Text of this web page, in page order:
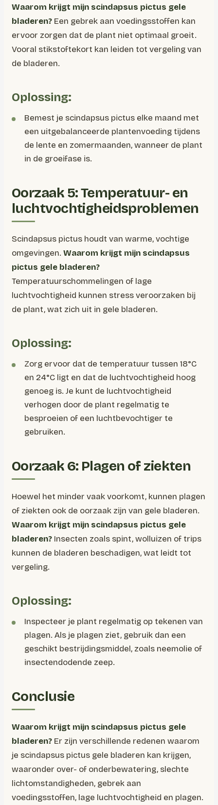
Waarom krijgt mijn scindapsus pictus gele
bladeren? Een gebrek aan voedingsstoffen kan
ervoor zorgen dat de plant niet optimaal groeit.
Vooral stikstoftekort kan leiden tot vergeling van
de bladeren.
Oplossing:
Bemest je scindapsus pictus elke maand met
een uitgebalanceerde plantenvoeding tijdens
de lente en zomermaanden, wanneer de plant
in de groeifase is.
Oorzaak 5: Temperatuur- en
luchtvochtigheidsproblemen
Scindapsus pictus houdt van warme, vochtige
omgevingen. Waarom krijgt mijn scindapsus
pictus gele bladeren?
Temperatuurschommelingen of lage
luchtvochtigheid kunnen stress veroorzaken bij
de plant, wat zich uit in gele bladeren.
Oplossing:
Zorg ervoor dat de temperatuur tussen 18°C
en 24°C ligt en dat de luchtvochtigheid hoog
genoeg is. Je kunt de luchtvochtigheid
verhogen door de plant regelmatig te
besproeien of een luchtbevochtiger te
gebruiken.
Oorzaak 6: Plagen of ziekten
Hoewel het minder vaak voorkomt, kunnen plagen
of ziekten ook de oorzaak zijn van gele bladeren.
Waarom krijgt mijn scindapsus pictus gele
bladeren? Insecten zoals spint, wolluizen of trips
kunnen de bladeren beschadigen, wat leidt tot
vergeling.
Oplossing:
Inspecteer je plant regelmatig op tekenen van
plagen. Als je plagen ziet, gebruik dan een
geschikt bestrijdingsmiddel, zoals neemolie of
insectendodende zeep.
Conclusie
Waarom krijgt mijn scindapsus pictus gele
bladeren? Er zijn verschillende redenen waarom
je scindapsus pictus gele bladeren kan krijgen,
waaronder over- of onderbewatering, slechte
lichtomstandigheden, gebrek aan
voedingsstoffen, lage luchtvochtigheid en plagen.